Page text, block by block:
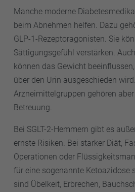
Manche moderne
beim Abnehmen helfen. Dazu
GLP-1-Rezeptoragonisten. Sie
Sättigungsgefühl verstärken.
können das Gewicht
über den Urin ausgeschieden
Arzneimittelgruppen gehören
Betreuung.
Bei SGLT-2-Hemmern gibt es
ernste Risiken. Bei starker Diät,
Operationen oder
für eine sogenannte Ketoazidose
sind Übelkeit, Erbrechen,